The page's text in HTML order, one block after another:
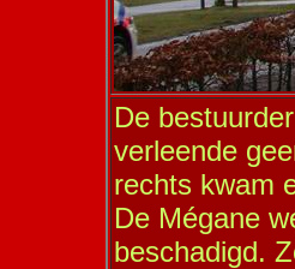
De
verleende
rechts kwam
De Mégane
beschadigd.